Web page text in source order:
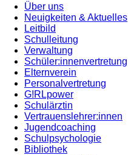
Über uns
Neuigkeiten & Aktuelles
Leitbild
Schulleitung
Verwaltung
Schüler:innenvertretung
Elternverein
Personalvertretung
G!RLpower
Schulärztin
Vertrauenslehrer:innen
Jugendcoaching
Schulpsychologie
Bibliothek